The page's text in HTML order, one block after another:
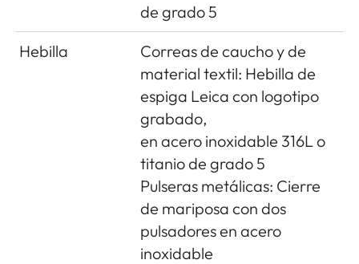
de grado 5
Hebilla
Correas de caucho y de
material textil: Hebilla de
espiga Leica con logotipo
grabado,
en acero inoxidable 316L o
titanio de grado 5
Pulseras metálicas: Cierre
de mariposa con dos
pulsadores en acero
inoxidable